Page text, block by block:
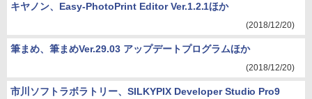
キヤノン、Easy-PhotoPrint Editor Ver.1.2.1ほか
(2018/12/20)
筆まめ、筆まめVer.29.03 アップデートプログラムほか
(2018/12/20)
市川ソフトラボラトリー、SILKYPIX Developer Studio Pro9